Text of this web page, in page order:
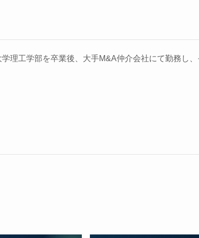
理工学部を卒業後、大手M&A仲介会社にて勤務し